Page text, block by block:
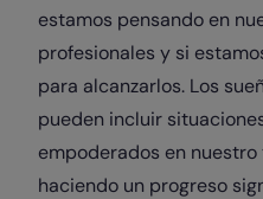
estamos pensando en
profesionales y si
para alcanzarlos. Los
pueden incluir
empoderados en
haciendo un progreso